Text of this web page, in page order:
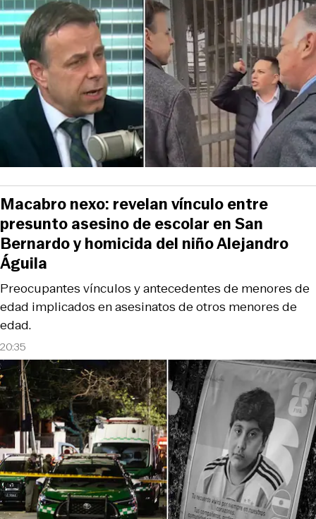
20:35
Preocupantes vínculos y antecedentes de menores de
edad implicados en asesinatos de otros menores de
edad.
Macabro nexo: revelan vínculo entre
presunto asesino de escolar en San
Bernardo y homicida del niño Alejandro
Águila